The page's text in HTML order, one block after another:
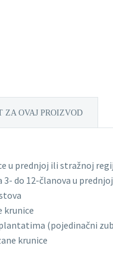
ZA OVAJ PROIZVOD
u prednjoj ili stražnoj
3- do 12-članova u
krunice
(pojedinačni
krunice